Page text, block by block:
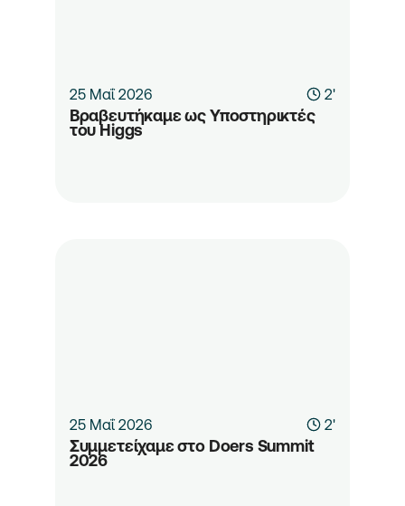
25 Μαΐ 2026 2'
Βραβευτήκαμε ως Υποστηρικτές
του Higgs
25 Μαΐ 2026 2'
Συμμετείχαμε στο Doers Summit
2026